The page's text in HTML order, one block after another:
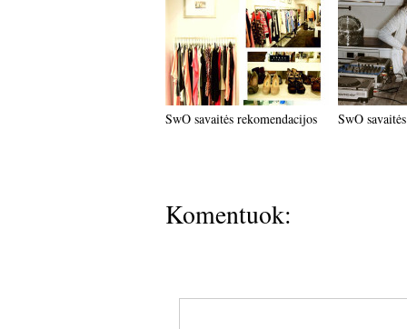
SwO savaitės rekomendacijos SwO
Komentuok: